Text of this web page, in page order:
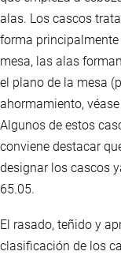
alas. Los cascos
forma principalmente
mesa, las alas
el plano de la mesa
ahormamiento,
Algunos de estos
conviene destacar
designar los cascos
65.05.
El rasado, teñido y
clasificación de los